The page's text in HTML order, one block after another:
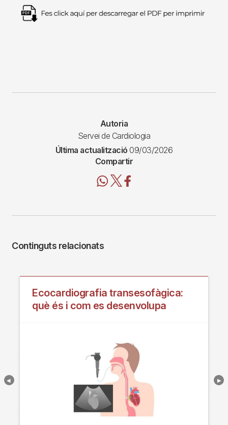
Imagen
Autoria
Servei de Cardiologia
Última actualització 09/03/2026
Compartir
Continguts relacionats
Ecocardiografia transesofàgica:
què és i com es desenvolupa